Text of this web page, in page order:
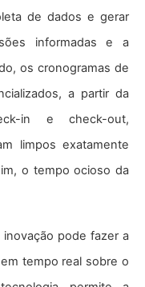
de dados e gerar
informadas e a
os cronogramas de
a partir da
in e check-out,
limpos exatamente
o tempo ocioso da
pode fazer a
tempo real sobre o